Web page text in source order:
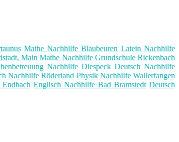
Mathe Nachhilfe Blaubeuren Latein Nachhilfe
Main Mathe Nachhilfe Grundschule Rickenbach
Nachhilfe Diespeck Deutsch Nachhilfe
Nachhilfe Röderland Physik Nachhilfe Wallerfangen
Englisch Nachhilfe Bad Bramstedt Deutsch